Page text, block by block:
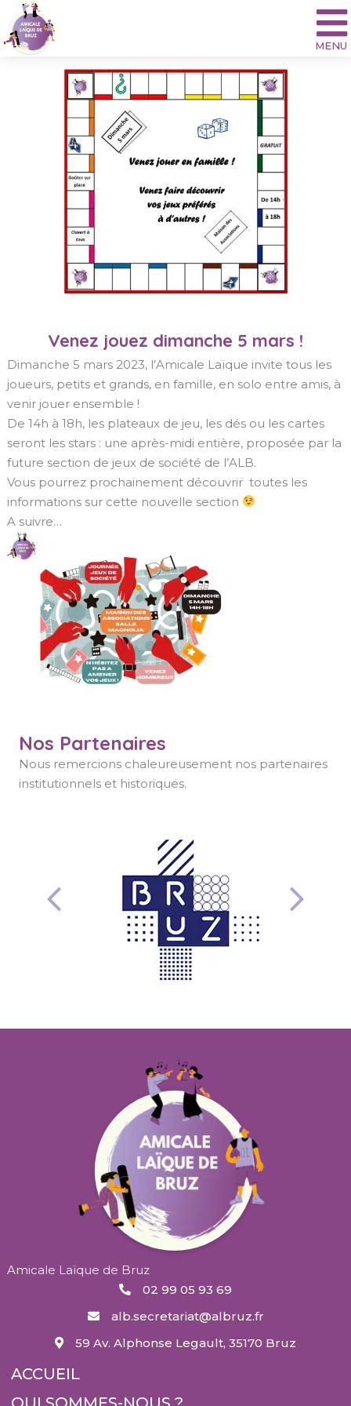
Aller
au
contenu
Venez jouez dimanche 5 mars !
Dimanche 5 mars 2023, l’Amicale Laïque invite tous les
joueurs, petits et grands, en famille, en solo entre amis, à
venir jouer ensemble !
De 14h à 18h, les plateaux de jeu, les dés ou les cartes
seront les stars : une après-midi entière, proposée par la
future section de jeux de société de l’ALB.
Vous pourrez prochainement découvrir toutes les
informations sur cette nouvelle section
A suivre…
Nos Partenaires
Nous remercions chaleureusement nos partenaires
institutionnels et historiques.
Amicale Laïque de Bruz
02 99 05 93 69
alb.secretariat@albruz.fr
59 Av. Alphonse Legault, 35170 Bruz
ACCUEIL